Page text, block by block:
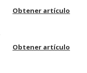
Obtener artículo
Obtener artículo